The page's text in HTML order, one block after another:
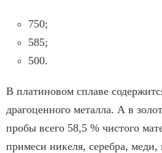
750;
585;
500.
В платиновом сплаве
драгоценного металла. А в
пробы всего 58,5 % чистого
примеси никеля, серебра, меди,